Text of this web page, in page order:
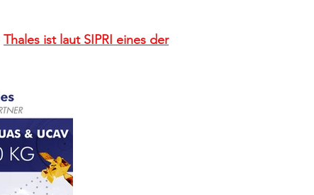
Thales ist laut SIPRI eines der